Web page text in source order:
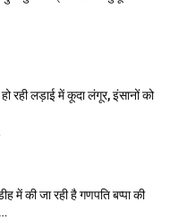
रही लड़ाई में कूदा लंगूर, इंसानों को
में की जा रही है गणपति बप्पा की